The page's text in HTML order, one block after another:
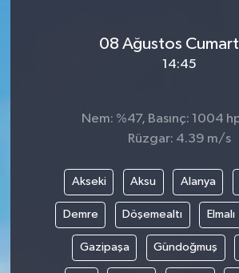
08 Ağustos
14:45
Nem: %47, Basınç: 1004
Rüzgar: 4.39 m/s
Akseki Aksu Alanya
Demre Döşemealtı Elmalı
Gazipaşa Gündoğmuş